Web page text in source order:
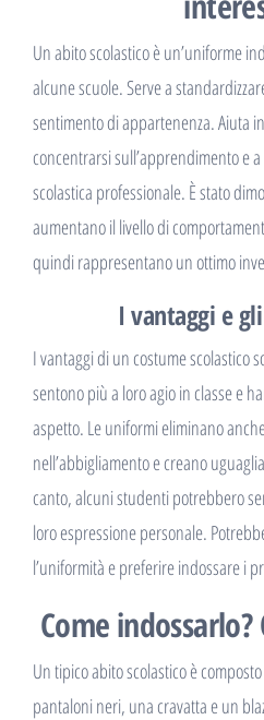
Un abito scolastico è un’uniforme
alcune scuole. Serve a
sentimento di appartenenza. Aiuta
concentrarsi sull’apprendimento e
scolastica professionale. È stato
aumentano il livello di
quindi rappresentano un ottimo
I vantaggi e
I vantaggi di un costume scolastico
sentono più a loro agio in classe e
aspetto. Le uniformi eliminano
nell’abbigliamento e creano
canto, alcuni studenti potrebbero
loro espressione personale.
l’uniformità e preferire indossare i
Come indossarlo?
Un tipico abito scolastico è
pantaloni neri, una cravatta e un